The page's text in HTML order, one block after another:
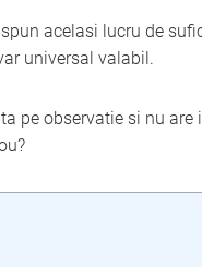
acelasi lucru de
universal valabil.
pe observatie si nu